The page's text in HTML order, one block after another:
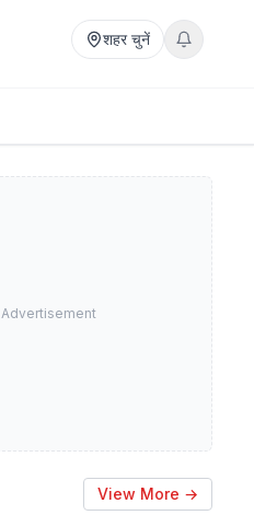
शहर चुनें
Advertisement
View More →